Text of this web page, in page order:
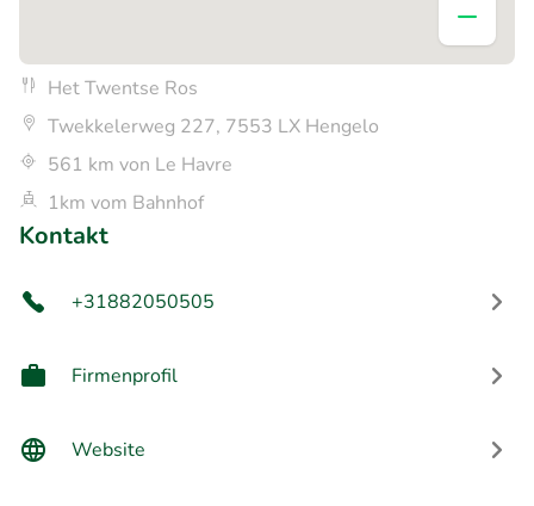
Het Twentse Ros
Twekkelerweg 227, 7553 LX Hengelo
561 km von Le Havre
1km vom Bahnhof
Kontakt
+31882050505
Firmenprofil
Website